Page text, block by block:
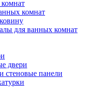
комнат
для ванных комнат
двери
стеновые панели